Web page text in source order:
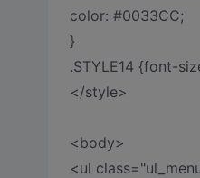
color: #0033CC;
}
.STYLE14 {font-
</style>
<body>
<ul